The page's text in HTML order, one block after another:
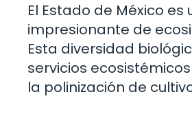
El Estado de México
impresionante de
Esta diversidad
servicios
la polinización de